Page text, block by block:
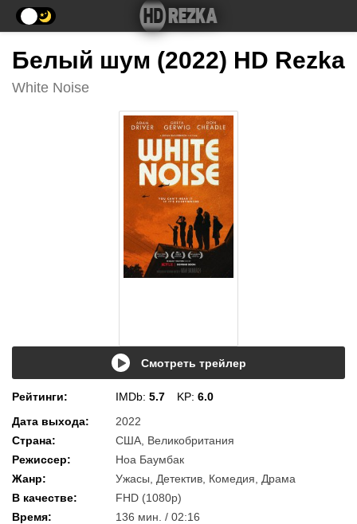
Белый шум (2022) HD Rezka
White Noise
Смотреть трейлер
Рейтинги: IMDb: 5.7 KP: 6.0
Дата выхода:
2022
Страна:
США, Великобритания
Режиссер:
Ноа Баумбак
Жанр:
Ужасы, Детектив, Комедия, Драма
В качестве:
FHD (1080p)
Время:
136 мин. / 02:16